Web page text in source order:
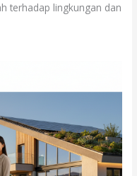
terhadap lingkungan dan